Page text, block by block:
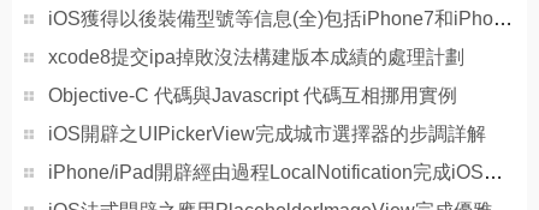
iOS獲得以後裝備型號等信息(全)包括iPhone7和iPhone7P
xcode8提交ipa掉敗沒法構建版本成績的處理計劃
Objective-C 代碼與Javascript 代碼互相挪用實例
iOS開辟之UIPickerView完成城市選擇器的步調詳解
iPhone/iPad開辟經由過程LocalNotification完成iOS准時當地推送功效